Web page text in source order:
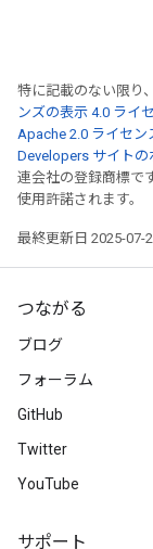
特に記載のない限り
ンズの表示 4.0 ライ
Apache 2.0 ライセン
Developers サイトの
連会社の登録商標で
使用許諾されます。
最終更新日 2025-07-
つながる
ブログ
フォーラム
GitHub
Twitter
YouTube
サポート